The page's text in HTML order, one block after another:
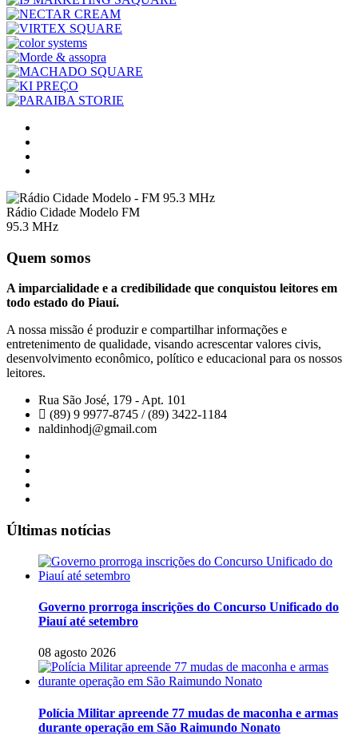
Rádio Cidade Modelo FM
95.3 MHz
Quem somos
A imparcialidade e a credibilidade que conquistou leitores em
todo estado do Piauí.
A nossa missão é produzir e compartilhar informações e
entretenimento de qualidade, visando acrescentar valores civis,
desenvolvimento econômico, político e educacional para os nossos
leitores.
Rua São José, 179 - Apt. 101
(89) 9 9977-8745 / (89) 3422-1184
naldinhodj@gmail.com
Últimas notícias
Governo prorroga inscrições do Concurso Unificado do
Piauí até setembro
08 agosto 2026
Polícia Militar apreende 77 mudas de maconha e armas
durante operação em São Raimundo Nonato